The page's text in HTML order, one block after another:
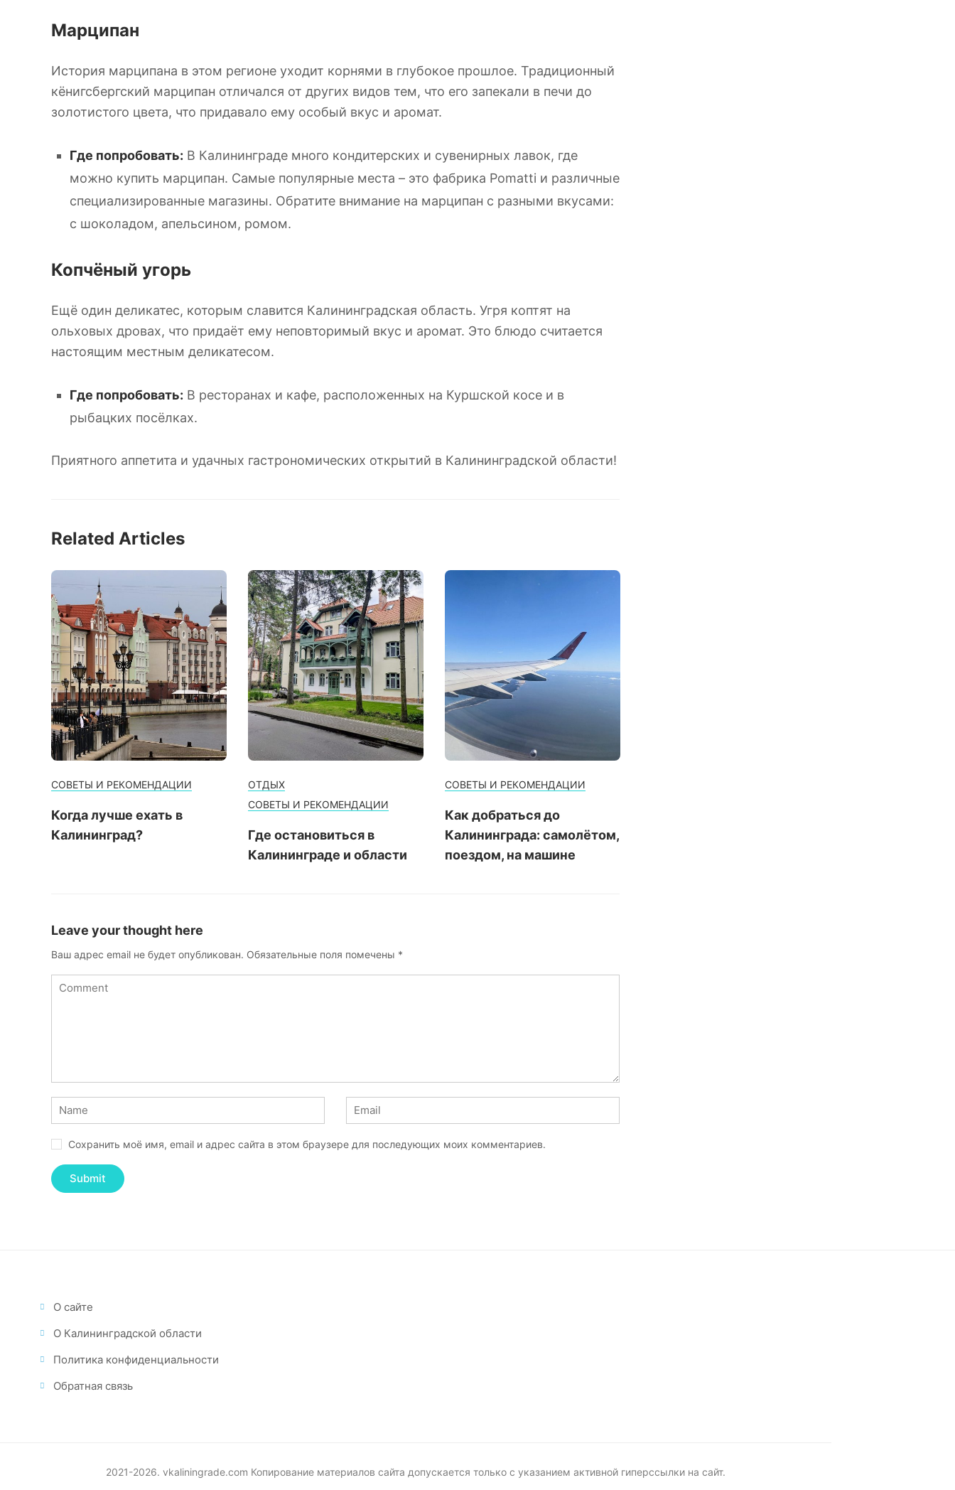
Марципан
История марципана в этом регионе уходит корнями в глубокое прошлое. Традиционный
кёнигсбергский марципан отличался от других видов тем, что его запекали в печи до
золотистого цвета, что придавало ему особый вкус и аромат.
Где попробовать: В Калининграде много кондитерских и сувенирных лавок, где
можно купить марципан. Самые популярные места – это фабрика Pomatti и различные
специализированные магазины. Обратите внимание на марципан с разными вкусами:
с шоколадом, апельсином, ромом.
Копчёный угорь
Ещё один деликатес, которым славится Калининградская область. Угря коптят на
ольховых дровах, что придаёт ему неповторимый вкус и аромат. Это блюдо считается
настоящим местным деликатесом.
Где попробовать: В ресторанах и кафе, расположенных на Куршской косе и в
рыбацких посёлках.
Приятного аппетита и удачных гастрономических открытий в Калининградской области!
Related Articles
СОВЕТЫ И РЕКОМЕНДАЦИИ
Когда лучше ехать в
Калининград?
ОТДЫХ
СОВЕТЫ И РЕКОМЕНДАЦИИ
Где остановиться в
Калининграде и области
СОВЕТЫ И РЕКОМЕНДАЦИИ
Как добраться до
Калининграда: самолётом,
поездом, на машине
Leave your thought here
Ваш адрес email не будет опубликован. Обязательные поля помечены *
Сохранить моё имя, email и адрес сайта в этом браузере для последующих моих комментариев.
О сайте
О Калининградской области
Политика конфиденциальности
Обратная связь
2021-2026. vkaliningrade.com Копирование материалов сайта допускается только с указанием активной гиперссылки на сайт.